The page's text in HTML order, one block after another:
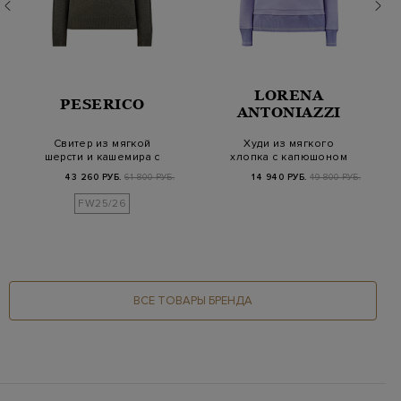
PESERICO
Свитер из мягкой
шерсти и кашемира с
43 260 РУБ. 61 800 РУБ.
FW25/26
LORENA
ANTONIAZZI
Худи из мягкого
хлопка с капюшоном
14 940 РУБ. 49 800 РУБ.
ВСЕ ТОВАРЫ БРЕНДА